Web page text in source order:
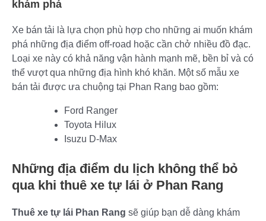
khám phá
Xe bán tải là lựa chọn phù hợp cho những ai muốn khám
phá những địa điểm off-road hoặc cần chở nhiều đồ đạc.
Loại xe này có khả năng vận hành mạnh mẽ, bền bỉ và có
thể vượt qua những địa hình khó khăn. Một số mẫu xe
bán tải được ưa chuộng tại Phan Rang bao gồm:
Ford Ranger
Toyota Hilux
Isuzu D-Max
Những địa điểm du lịch không thể bỏ
qua khi thuê xe tự lái ở Phan Rang
Thuê xe tự lái Phan Rang sẽ giúp bạn dễ dàng khám